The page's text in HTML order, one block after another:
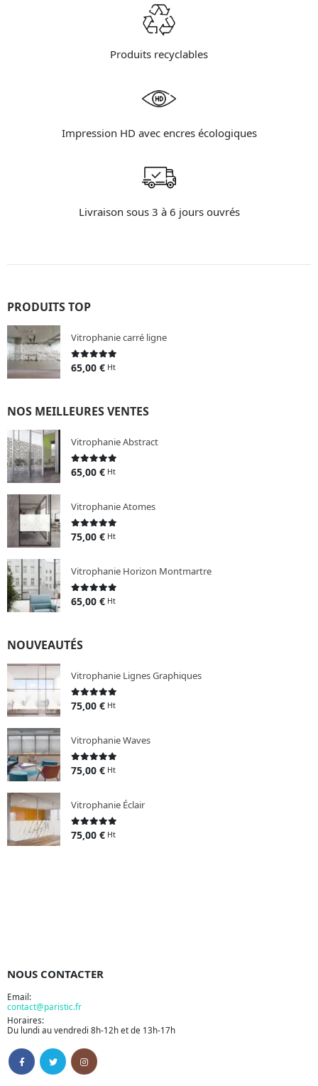
Produits recyclables
Impression HD avec encres écologiques
Livraison sous 3 à 6 jours ouvrés
PRODUITS TOP
Vitrophanie carré ligne
0sur 5
65,00 € Ht
NOS MEILLEURES VENTES
Vitrophanie Abstract
0sur 5
65,00 € Ht
Vitrophanie Atomes
0sur 5
75,00 € Ht
Vitrophanie Horizon Montmartre
0sur 5
65,00 € Ht
NOUVEAUTÉS
Vitrophanie Lignes Graphiques
0sur 5
75,00 € Ht
Vitrophanie Waves
0sur 5
75,00 € Ht
Vitrophanie Éclair
0sur 5
75,00 € Ht
NOUS CONTACTER
Email:
contact@paristic.fr
Horaires:
Du lundi au vendredi 8h-12h et de 13h-17h